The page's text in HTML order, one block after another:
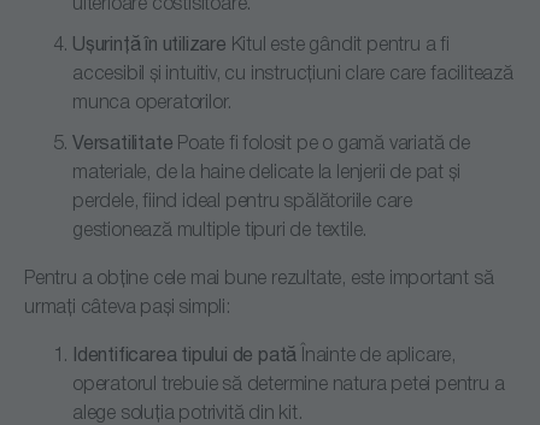
ulterioare costisitoare.
Ușurință în utilizare Kitul este gândit pentru a fi
accesibil și intuitiv, cu instrucțiuni clare care facilitează
munca operatorilor.
Versatilitate Poate fi folosit pe o gamă variată de
materiale, de la haine delicate la lenjerii de pat și
perdele, fiind ideal pentru spălătoriile care
gestionează multiple tipuri de textile.
Pentru a obține cele mai bune rezultate, este important să
urmați câteva pași simpli:
Identificarea tipului de pată Înainte de aplicare,
operatorul trebuie să determine natura petei pentru a
alege soluția potrivită din kit.